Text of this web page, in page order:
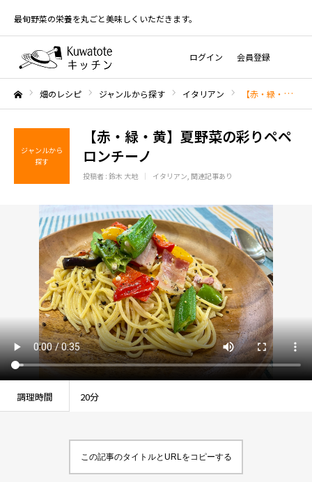
最旬野菜の栄養を丸ごと美味しくいただきます。
ログイン 会員登録
畑のレシピ ジャンルから探す イタリアン 【赤・緑・黄】夏野菜の彩りペペロンチーノ
ジャンルから
探す
【赤・緑・黄】夏野菜の彩りペペ
ロンチーノ
投稿者 : 鈴木 大地 イタリアン 関連記事あり
調理時間 20分
この記事のタイトルとURLをコピーする